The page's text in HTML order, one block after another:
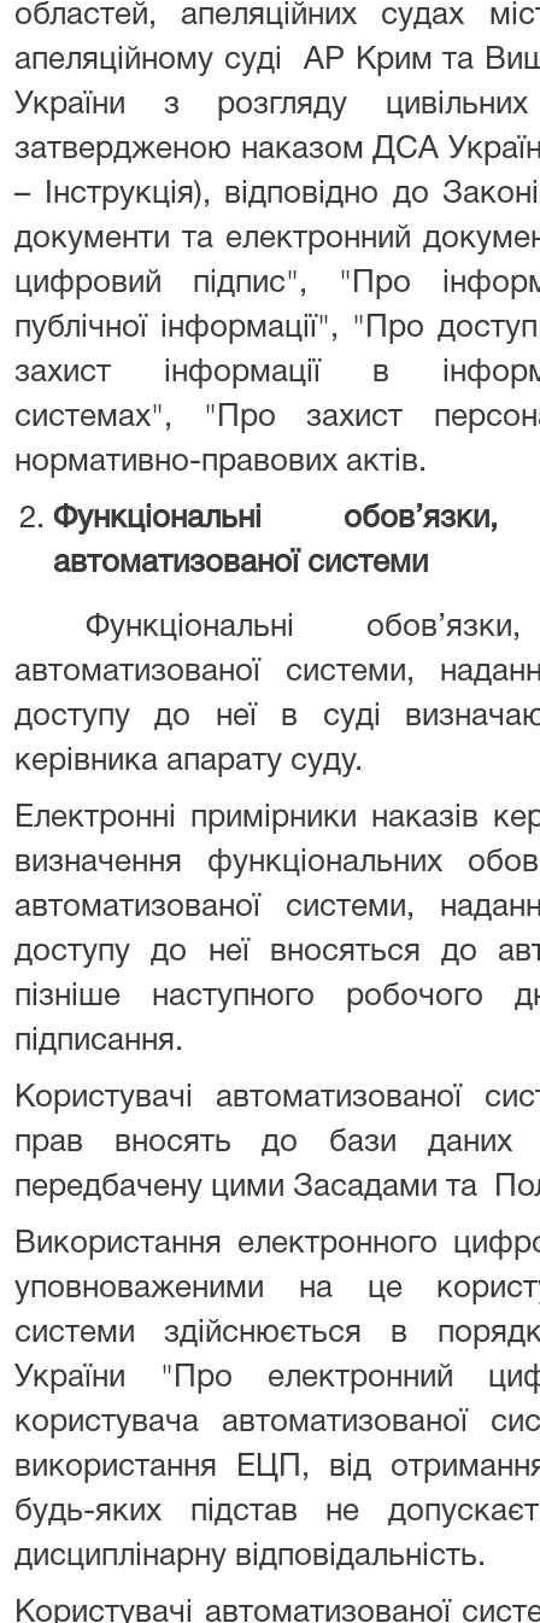
областей, апеляційних судах
апеляційному суді АР Крим та
України з розгляду
затвердженою наказом ДСА
– Інструкція), відповідно до
документи та електронний
цифровий підпис", "Про
публічної інформації", "Про
захист інформації в
системах", "Про захист
нормативно-правових актів.
Функціональні
автоматизованої системи
Функціональні
автоматизованої системи,
доступу до неї в суді
керівника апарату суду.
Електронні примірники наказів
визначення функціональних
автоматизованої системи,
доступу до неї вносяться до
пізніше наступного
підписання.
Користувачі автоматизованої
прав вносять до бази даних
передбачену цими Засадами та
Використання електронного
уповноваженими на це
системи здійснюється в
України "Про електронний
користувача автоматизованої
використання ЕЦП, від
будь-яких підстав не
дисциплінарну відповідальність.
Користувачі автоматизованої